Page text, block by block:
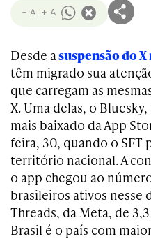
- A + A
Desde asuspensão do
têm migrado sua
que carregam as
X. Uma delas, o
mais baixado da App
feira, 30, quando o SFT
território nacional. A
o app chegou ao
brasileiros ativos nesse
Threads, da Meta, de
Brasil é o país com